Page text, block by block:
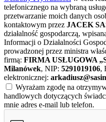
telefonicznego na wybraną
przetwarzanie moich danych
kontaktowym przez JACEK
działalność gospodarczą,
Informacji o Działalności
prowadzonej przez ministra
firmą: FIRMA USŁUGOWA
Milanówek, NIP: 5291019106,
elektronicznej:
Wyrażam zgodę na
handlowych dotyczących
mnie adres e-mail lub telefon.